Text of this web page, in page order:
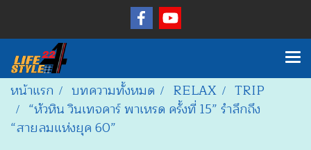
หน้าแรก บทความทั้งหมด RELAX
TRIP
“หัวหิน วินเทจคาร์ พาเหรด ครั้งที่ 15” รำลึกถึง
“สายลมแห่งยุค 60”